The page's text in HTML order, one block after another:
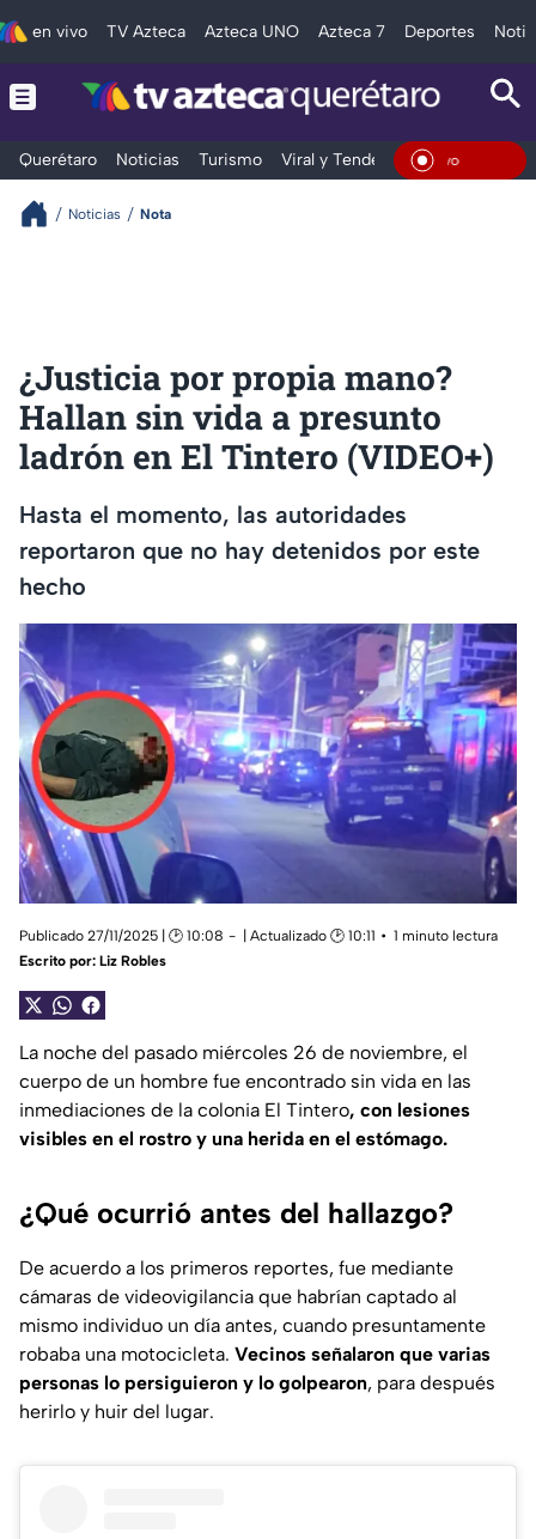
en vivo TV Azteca Azteca UNO Azteca 7 Deportes
Querétaro Noticias Turismo Viral y Tendencia Clima En Vivo
Noticias Nota
¿Justicia por propia mano?
Hallan sin vida a presunto
ladrón en El Tintero (VIDEO+)
Hasta el momento, las autoridades
reportaron que no hay detenidos por este
hecho
Publicado 27/11/2025 | 🕑 10:08 | Actualizado 🕑 10:11
1 minuto lectura
Escrito por: Liz Robles
La noche del pasado miércoles 26 de noviembre, el
cuerpo de un hombre fue encontrado sin vida en las
inmediaciones de la colonia El Tintero, con lesiones
visibles en el rostro y una herida en el estómago.
¿Qué ocurrió antes del hallazgo?
De acuerdo a los primeros reportes, fue mediante
cámaras de videovigilancia que habrían captado al
mismo individuo un día antes, cuando presuntamente
robaba una motocicleta. Vecinos señalaron que varias
personas lo persiguieron y lo golpearon, para después
herirlo y huir del lugar.